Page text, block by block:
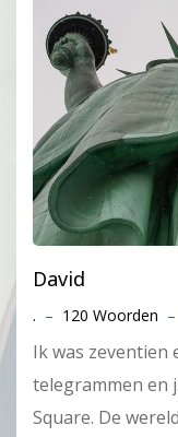
David
. – 120 Woorden –
Ik was zeventien
telegrammen en
Square. De